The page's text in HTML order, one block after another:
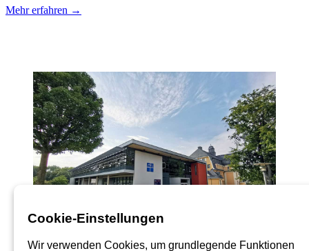
Mehr erfahren →
Cookie-Einstellungen
Wir verwenden Cookies, um grundlegende Funktionen